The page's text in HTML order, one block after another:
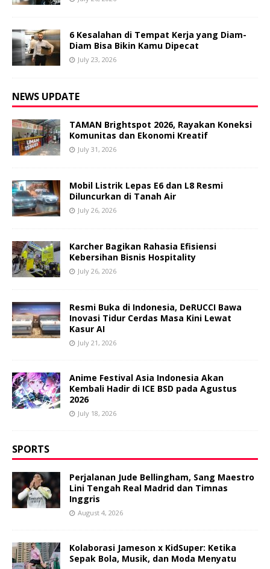
6 Kesalahan di Tempat Kerja yang Diam-
Diam Bisa Bikin Kamu Dipecat
July 23, 2026
NEWS UPDATE
TAMAN Brightspot 2026, Rayakan Koneksi
Komunitas dan Ekonomi Kreatif
July 31, 2026
Mobil Listrik Lepas E6 dan L8 Resmi
Diluncurkan di Tanah Air
July 26, 2026
Karcher Bagikan Rahasia Efisiensi
Kebersihan Bisnis Hospitality
July 26, 2026
Resmi Buka di Indonesia, DeRUCCI Bawa
Inovasi Tidur Cerdas Masa Kini Lewat
Kasur AI
July 21, 2026
Anime Festival Asia Indonesia Akan
Kembali Hadir di ICE BSD pada Agustus
2026
July 18, 2026
SPORTS
Perjalanan Jude Bellingham, Sang Maestro
Lini Tengah Real Madrid dan Timnas
Inggris
August 4, 2026
Kolaborasi Jameson x KidSuper: Ketika
Sepak Bola, Musik, dan Moda Menyatu